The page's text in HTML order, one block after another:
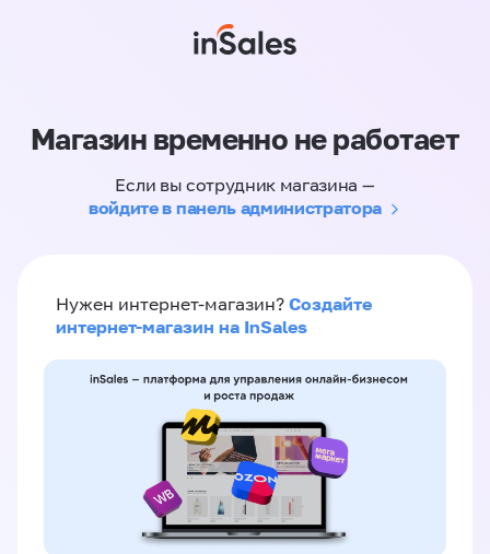
Магазин временно не работает
Если вы сотрудник магазина —
войдите в панель администратора
Нужен интернет-магазин? Создайте
интернет-магазин на InSales